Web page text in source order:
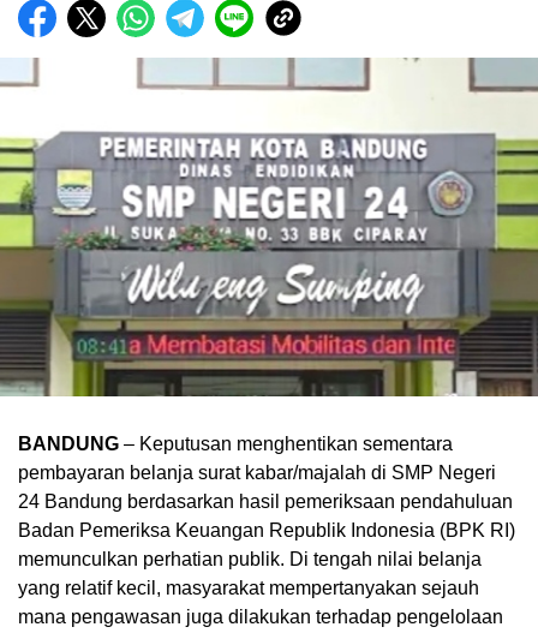
BANDUNG – Keputusan menghentikan sementara
pembayaran belanja surat kabar/majalah di SMP Negeri
24 Bandung berdasarkan hasil pemeriksaan pendahuluan
Badan Pemeriksa Keuangan Republik Indonesia (BPK RI)
memunculkan perhatian publik. Di tengah nilai belanja
yang relatif kecil, masyarakat mempertanyakan sejauh
mana pengawasan juga dilakukan terhadap pengelolaan